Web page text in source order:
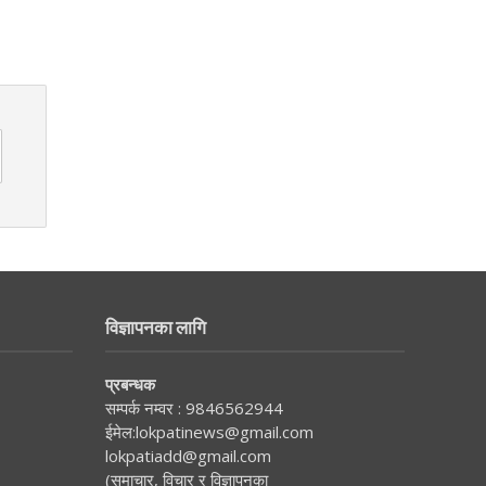
विज्ञापनका लागि
प्रबन्धक
सम्पर्क नम्वर : 9846562944
ईमेल:lokpatinews@gmail.com
lokpatiadd@gmail.com
(समाचार, विचार र विज्ञापनका